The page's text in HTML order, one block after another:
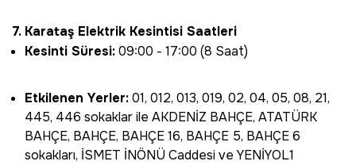
7. Karataş Elektrik Kesintisi Saatleri
Kesinti Süresi:09:00 - 17:00 (8 Saat)
Etkilenen Yerler:01, 012, 013, 019, 02, 04, 05, 08, 21,
445, 446 sokaklar ile AKDENİZ BAHÇE, ATATÜRK
BAHÇE, BAHÇE, BAHÇE 16, BAHÇE 5, BAHÇE 6
sokakları, İSMET İNÖNÜ Caddesi ve YENİYOL1